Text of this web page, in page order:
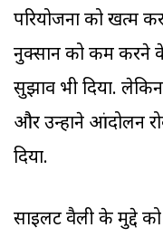
परियोजना को खत्म
नुक्सान को कम करने
सुझाव भी दिया.
और उन्होंने आंदोलन
दिया.
साइलेंट वैली के मुद्दे